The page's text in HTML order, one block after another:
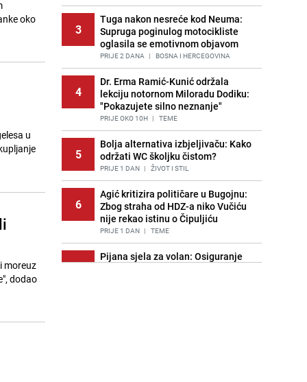
oko
u
moreuz
dodao
3
Tuga nakon nesreće kod Neuma:
Supruga poginulog motocikliste
oglasila se emotivnom objavom
PRIJE 2 DANA | BOSNA I HERCEGOVINA
4
Dr. Erma Ramić-Kunić održala
lekciju notornom Miloradu Dodiku:
"Pokazujete silno neznanje"
PRIJE OKO 10H | TEME
5
Bolja alternativa izbjeljivaču: Kako
održati WC školjku čistom?
PRIJE 1 DAN | ŽIVOT I STIL
6
Agić kritizira političare u Bugojnu:
Zbog straha od HDZ-a niko Vučiću
nije rekao istinu o Čipuljiću
PRIJE 1 DAN | TEME
7
Pijana sjela za volan: Osiguranje